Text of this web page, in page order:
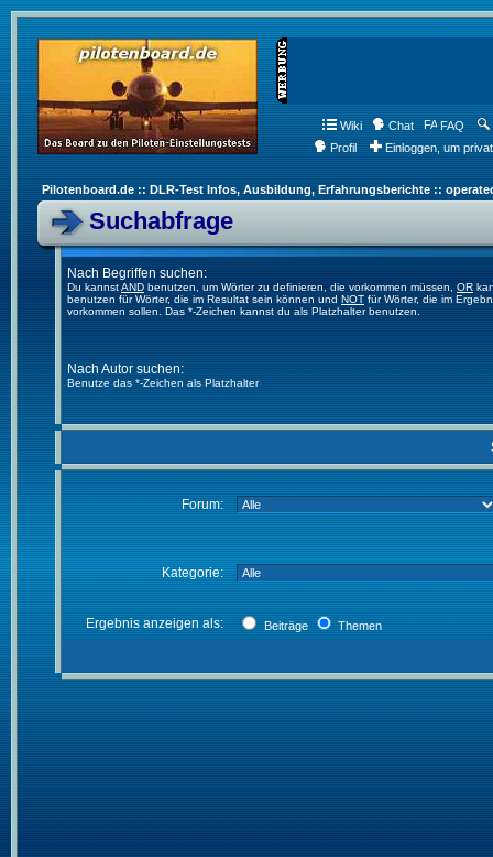
Wiki Chat FAQ
Profil
Einloggen, um
Pilotenboard.de :: DLR-Test Infos, Ausbildung, Erfahrungsberichte ::
Suchabfrage
Nach Begriffen suchen:
Du kannstAND benutzen, um Wörter zu definieren, die vorkommen müssen, OR
benutzen für Wörter, die im Resultat sein können und NOT für Wörter, die im
vorkommen sollen. Das *-Zeichen kannst du als Platzhalter benutzen.
Nach Autor suchen:
Benutze das *-Zeichen als Platzhalter
Forum:
Kategorie:
Ergebnis anzeigen als: Beiträge Themen